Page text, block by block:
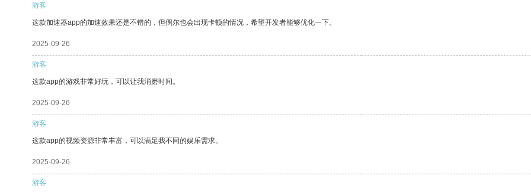
游客
这款加速器app的加速效果还是不错的，但偶尔也会出现卡顿的情况，希望开发者能够优化一下。
2025-09-26
游客
这款app的游戏非常好玩，可以让我消磨时间。
2025-09-26
游客
这款app的视频资源非常丰富，可以满足我不同的娱乐需求。
2025-09-26
游客